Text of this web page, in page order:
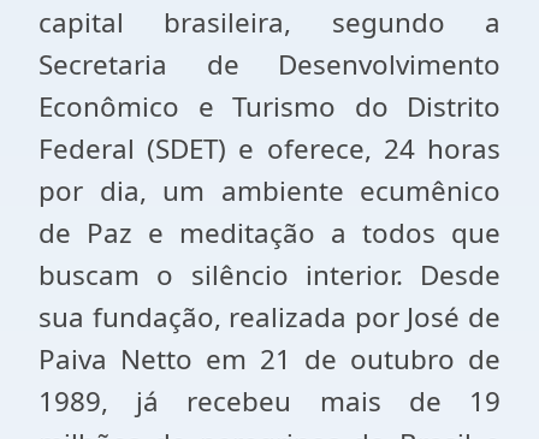
capital brasileira, segundo a
Secretaria de Desenvolvimento
Econômico e Turismo do Distrito
Federal (SDET) e oferece, 24 horas
por dia, um ambiente ecumênico
de Paz e meditação a todos que
buscam o silêncio interior. Desde
sua fundação, realizada por José de
Paiva Netto em 21 de outubro de
1989, já recebeu mais de 19